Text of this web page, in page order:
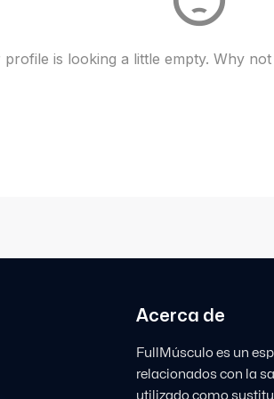
profile is looking a little empty. Why not
Acerca de
FullMúsculo es un
relacionados con la
utilizado como